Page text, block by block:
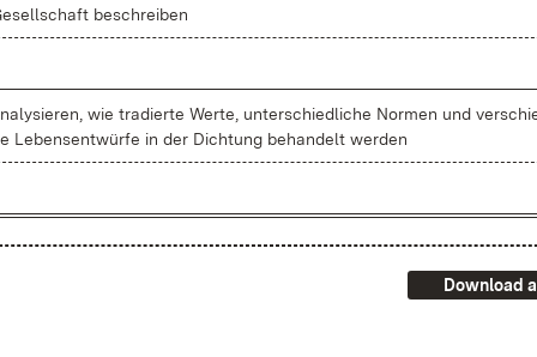
be­schrei­ben
wie tra­dier­te Wer­te, un­ter­schied­li­che Nor­men und
Le­bens­ent­wür­fe in der Dich­tung be­han­delt wer­den
Download